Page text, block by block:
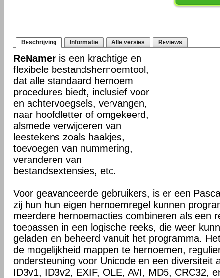
Beschrijving Informatie Alle versies Reviews
ReNamer is een krachtige en
flexibele bestandshernoemtool,
dat alle standaard hernoem
procedures biedt, inclusief voor-
en achtervoegsels, vervangen,
naar hoofdletter of omgekeerd,
alsmede verwijderen van
leestekens zoals haakjes,
toevoegen van nummering,
veranderen van
bestandsextensies, etc.
Voor geavanceerde gebruikers, is er een
zij hun hun eigen hernoemregel kunnen
meerdere hernoemacties combineren als een
toepassen in een logische reeks, die weer
geladen en beheerd vanuit het programma.
de mogelijkheid mappen te hernoemen,
ondersteuning voor Unicode en een diversiteit
ID3v1, ID3v2, EXIF, OLE, AVI, MD5, CRC32,